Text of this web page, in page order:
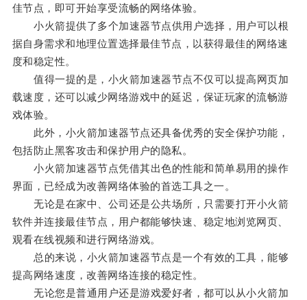
佳节点，即可开始享受流畅的网络体验。
小火箭提供了多个加速器节点供用户选择，用户可以根
据自身需求和地理位置选择最佳节点，以获得最佳的网络速
度和稳定性。
值得一提的是，小火箭加速器节点不仅可以提高网页加
载速度，还可以减少网络游戏中的延迟，保证玩家的流畅游
戏体验。
此外，小火箭加速器节点还具备优秀的安全保护功能，
包括防止黑客攻击和保护用户的隐私。
小火箭加速器节点凭借其出色的性能和简单易用的操作
界面，已经成为改善网络体验的首选工具之一。
无论是在家中、公司还是公共场所，只需要打开小火箭
软件并连接最佳节点，用户都能够快速、稳定地浏览网页、
观看在线视频和进行网络游戏。
总的来说，小火箭加速器节点是一个有效的工具，能够
提高网络速度，改善网络连接的稳定性。
无论您是普通用户还是游戏爱好者，都可以从小火箭加